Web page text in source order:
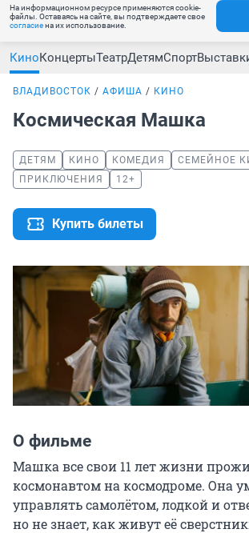
На информационном ресурсе применяются cookie-
файлы. Оставаясь на сайте, вы подтверждаете свое
согласиена их использование.
КиноКонцертыТеатрДетямСпорт
ВЛАДИВОСТОК АФИША КИНО
Космическая Машка
ДЕТЯМ КИНО КОМЕДИЯ
СЕМЕЙНОЕ
ПРИКЛЮЧЕНИЯ
12+
Купить билеты
О фильме
Машка все свои 11 лет жизни
космонавтом на космодроме. Она
управлять самолётом, лодкой и
но не знает, как живут её